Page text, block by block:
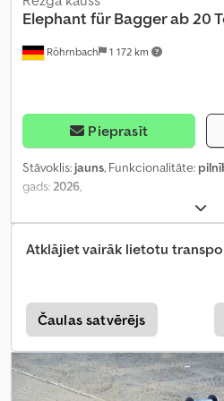
Röhrnbach 1 172 km
Elephant für Bagger ab 20
Pieprasīt
Stāvoklis: jauns, Funkcionalitāte:
gads:2026,
Atklājiet vairāk lietotu
Čaulas satvērējs